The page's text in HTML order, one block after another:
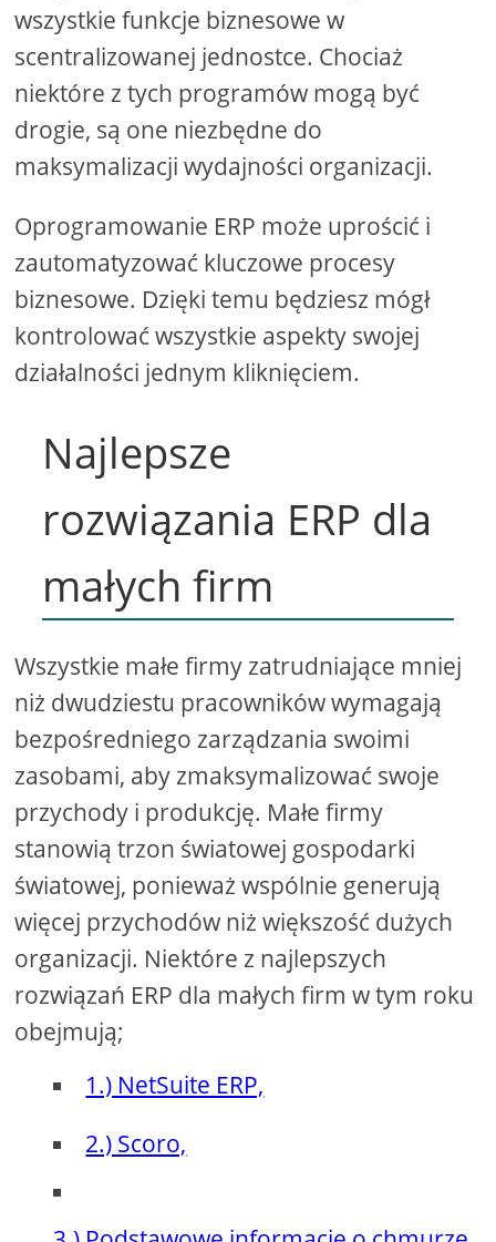
wszystkie funkcje biznesowe w
scentralizowanej jednostce. Chociaż
niektóre z tych programów mogą być
drogie, są one niezbędne do
maksymalizacji wydajności organizacji.
Oprogramowanie ERP może uprościć i
zautomatyzować kluczowe procesy
biznesowe. Dzięki temu będziesz mógł
kontrolować wszystkie aspekty swojej
działalności jednym kliknięciem.
Najlepsze
rozwiązania ERP dla
małych firm
Wszystkie małe firmy zatrudniające mniej
niż dwudziestu pracowników wymagają
bezpośredniego zarządzania swoimi
zasobami, aby zmaksymalizować swoje
przychody i produkcję. Małe firmy
stanowią trzon światowej gospodarki
światowej, ponieważ wspólnie generują
więcej przychodów niż większość dużych
organizacji. Niektóre z najlepszych
rozwiązań ERP dla małych firm w tym roku
obejmują;
1.) NetSuite ERP,
2.) Scoro,